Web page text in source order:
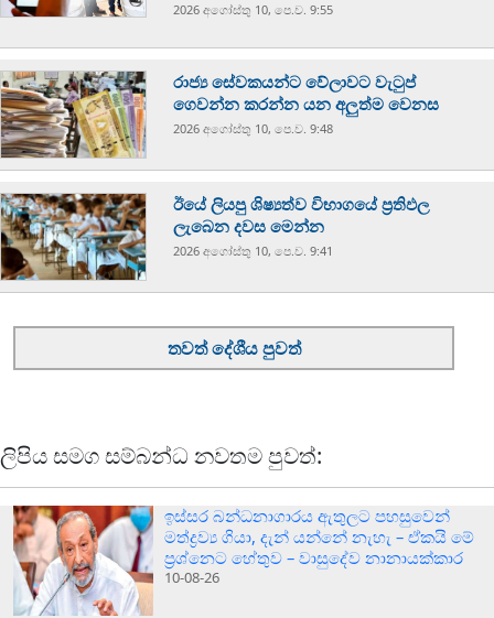
2026 අගෝස්‍තු 10, පෙ.ව. 9:55
රාජ්‍ය සේවකයන්ට වේලාවට වැටුප්
ගෙවන්න කරන්න යන අලුත්ම වෙනස
2026 අගෝස්‍තු 10, පෙ.ව. 9:48
ඊයේ ලියපු ශිෂ්‍යත්ව විභාගයේ ප්‍රතිඵල
ලැබෙන දවස මෙන්න
2026 අගෝස්‍තු 10, පෙ.ව. 9:41
තවත් දේශීය පුවත්
ලිපිය සමග සම්බන්ධ නවතම පුවත්:
ඉස්සර බන්ධනාගාරය ඇතුලට පහසුවෙන්
මත්ද්‍රව්‍ය ගියා, දැන් යන්නේ නැහැ – ඒකයි මේ
ප්‍රශ්නෙට හේතුව – වාසුදේව නානායක්කාර
10-08-26